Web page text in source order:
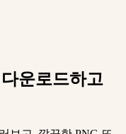
운로드하고